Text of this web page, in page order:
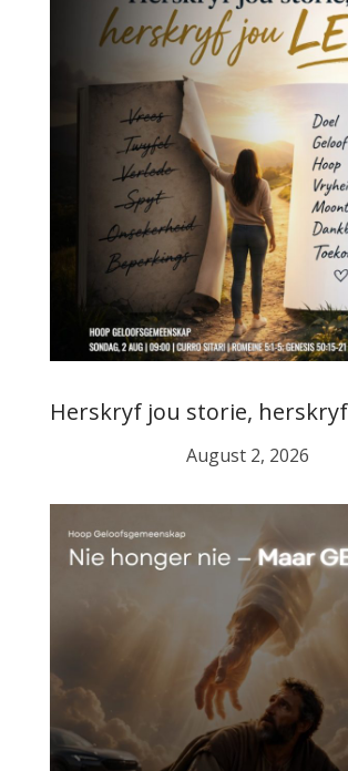
Herskryf jou storie,
August 2, 2026